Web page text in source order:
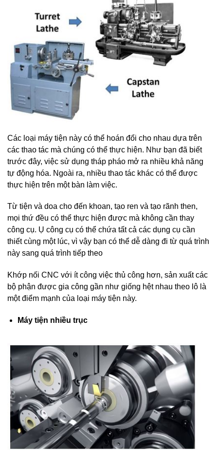
Các loại máy tiện này có thể hoán đổi cho nhau dựa trên
các thao tác mà chúng có thể thực hiện. Như bạn đã biết
trước đây, việc sử dụng tháp pháo mở ra nhiều khả năng
tự động hóa. Ngoài ra, nhiều thao tác khác có thể được
thực hiện trên một bàn làm việc.
Từ tiện và doa cho đến khoan, tạo ren và tạo rãnh then,
mọi thứ đều có thể thực hiện được mà không cần thay
công cụ. Ụ công cụ có thể chứa tất cả các dụng cụ cần
thiết cùng một lúc, vì vậy bạn có thể dễ dàng đi từ quá trình
này sang quá trình tiếp theo
Khớp nối CNC với ít công việc thủ công hơn, sản xuất các
bộ phận được gia công gần như giống hệt nhau theo lô là
một điểm mạnh của loại máy tiện này.
Máy tiện nhiều trục